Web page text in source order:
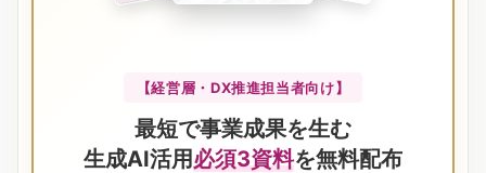
【経営層・DX推進担当者向け】
最短で事業成果を生む
生成AI活用必須3資料を無料配布